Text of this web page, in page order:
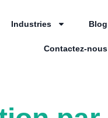
Industries Blog
Contactez-nous